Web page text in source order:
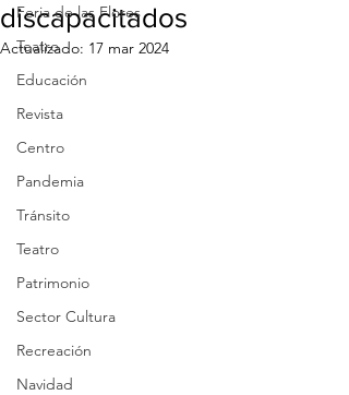
Feria de las Flores
Teatro
Educación
Revista
Centro
Pandemia
Tránsito
Teatro
Patrimonio
Sector Cultura
Recreación
Navidad
discapacitados
Actualizado: 17 mar 2024